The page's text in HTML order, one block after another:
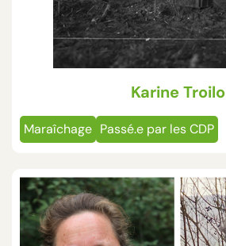
Karine Troilo
Maraîchage Passé.e par les CDP